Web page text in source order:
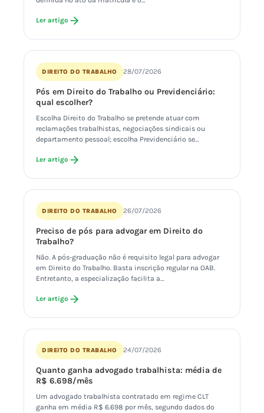
Ler artigo
DIREITO DO TRABALHO 28/07/2026
Pós em Direito do Trabalho ou Previdenciário:
qual escolher?
Escolha Direito do Trabalho se pretende atuar com
reclamações trabalhistas, negociações sindicais ou
departamento pessoal; escolha Previdenciário se…
Ler artigo
DIREITO DO TRABALHO 26/07/2026
Preciso de pós para advogar em Direito do
Trabalho?
Não. A pós-graduação não é requisito legal para advogar
em Direito do Trabalho. Basta inscrição regular na OAB.
Entretanto, a especialização facilita a…
Ler artigo
DIREITO DO TRABALHO 24/07/2026
Quanto ganha advogado trabalhista: média de
R$ 6.698/mês
Um advogado trabalhista contratado em regime CLT
ganha em média R$ 6.698 por mês, segundo dados do